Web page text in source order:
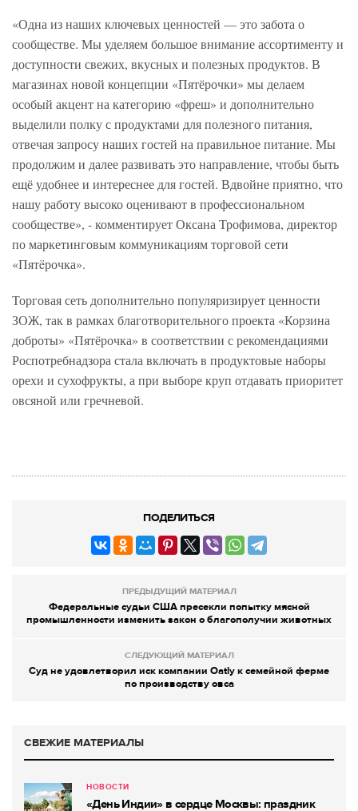
«Одна из наших ключевых ценностей — это забота о
сообществе. Мы уделяем большое внимание ассортименту и
доступности свежих, вкусных и полезных продуктов. В
магазинах новой концепции «Пятёрочки» мы делаем
особый акцент на категорию «фреш» и дополнительно
выделили полку с продуктами для полезного питания,
отвечая запросу наших гостей на правильное питание. Мы
продолжим и далее развивать это направление, чтобы быть
ещё удобнее и интереснее для гостей. Вдвойне приятно, что
нашу работу высоко оценивают в профессиональном
сообществе», - комментирует Оксана Трофимова, директор
по маркетинговым коммуникациям торговой сети
«Пятëрочка».
Торговая сеть дополнительно популяризирует ценности
ЗОЖ, так в рамках благотворительного проекта «Корзина
доброты» «Пятёрочка» в соответствии с рекомендациями
Роспотребнадзора стала включать в продуктовые наборы
орехи и сухофрукты, а при выборе круп отдавать приоритет
овсяной или гречневой.
ПОДЕЛИТЬСЯ
ПРЕДЫДУЩИЙ МАТЕРИАЛ
Федеральные судьи США пресекли попытку мясной
промышленности изменить закон о благополучии животных
СЛЕДУЮЩИЙ МАТЕРИАЛ
Суд не удовлетворил иск компании Oatly к семейной ферме
по производству овса
СВЕЖИЕ МАТЕРИАЛЫ
НОВОСТИ
«День Индии» в сердце Москвы: праздник